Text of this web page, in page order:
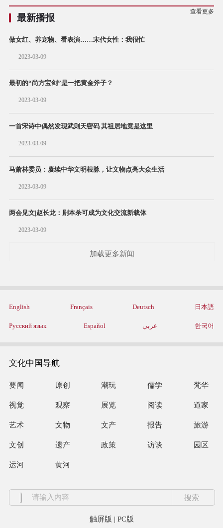
最新播报
查看更多
做女红、养宠物、看表演……宋代女性：我很忙
2023-03-09
最初的“尚方宝剑”是一把黄金斧子？
2023-03-09
一首宋诗中偶然发现武则天密码 其祖居地竟是这里
2023-03-09
马萧林委员：赓续中华文明根脉，让文物点亮大众生活
2023-03-09
两会见文|赵长龙：剧本杀可成为文化交流新载体
2023-03-09
加载更多新闻
English Français Deutsch 日本語
Русский язык Español عربي 한국어
文化中国导航
要闻 原创 潮玩 儒学 梵华
视觉 观察 展览 阅读 道家
艺术 文物 文产 报告 旅游
文创 遗产 政策 访谈 园区
运河 黄河
触屏版 | PC版